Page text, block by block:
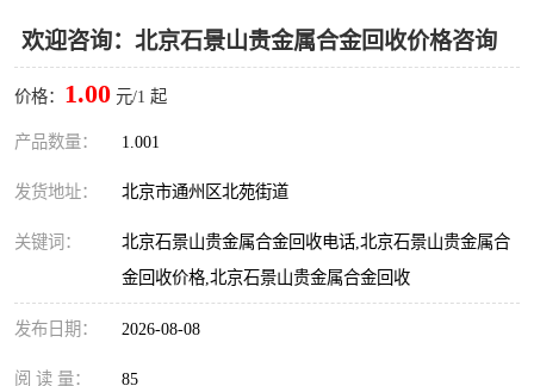
欢迎咨询：北京石景山贵金属合金回收价格咨询
价格： 1.00 元/1 起
产品数量： 1.001
发货地址： 北京市通州区北苑街道
关键词：
北京石景山贵金属合金回收电话,北京石景山贵金属合
金回收价格,北京石景山贵金属合金回收
发布日期： 2026-08-08
阅 读 量： 85